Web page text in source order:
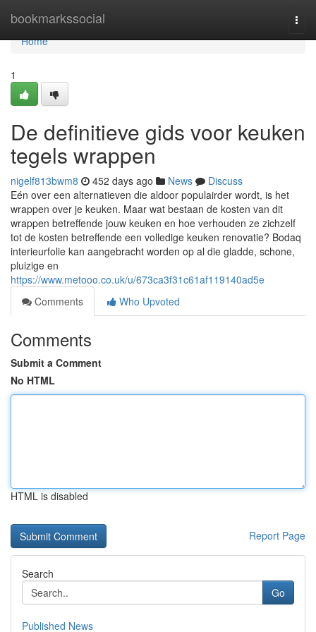
bookmarkssocial
Home
Home
1
De definitieve gids voor keuken
tegels wrappen
nigelf813bwm8 452 days ago News
Discuss
Eén over een alternatieven die aldoor populairder wordt, is het
wrappen over je keuken. Maar wat bestaan de kosten van dit
wrappen betreffende jouw keuken en hoe verhouden ze zichzelf
tot de kosten betreffende een volledige keuken renovatie? Bodaq
interieurfolie kan aangebracht worden op al die gladde, schone,
pluizige en
https://www.metooo.co.uk/u/673ca3f31c61af119140ad5e
Comments
Who Upvoted
Comments
Submit a Comment
No HTML
HTML is disabled
Report Page
Search
Go
Published News